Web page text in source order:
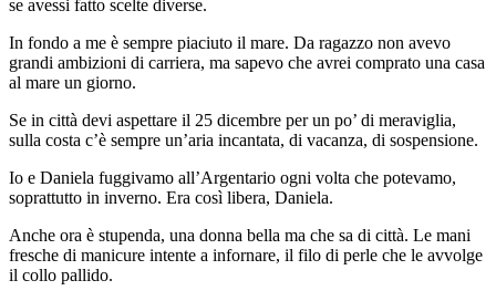
se avessi fatto scelte diverse.
In fondo a me è sempre piaciuto il mare. Da ragazzo non avevo
grandi ambizioni di carriera, ma sapevo che avrei comprato una casa
al mare un giorno.
Se in città devi aspettare il 25 dicembre per un po’ di meraviglia,
sulla costa c’è sempre un’aria incantata, di vacanza, di sospensione.
Io e Daniela fuggivamo all’Argentario ogni volta che potevamo,
soprattutto in inverno. Era così libera, Daniela.
Anche ora è stupenda, una donna bella ma che sa di città. Le mani
fresche di manicure intente a infornare, il filo di perle che le avvolge
il collo pallido.